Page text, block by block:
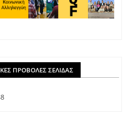
ΠΡΟΒΟΛΈΣ ΣΕΛΊΔΑΣ